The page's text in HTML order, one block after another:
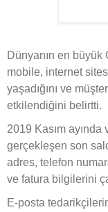
Dünyanın en
mobile, internet
yaşadığını ve
etkilendiğini belirtti.
2019 Kasım
gerçekleşen son
adres, telefon
ve fatura bilgilerini
E-posta